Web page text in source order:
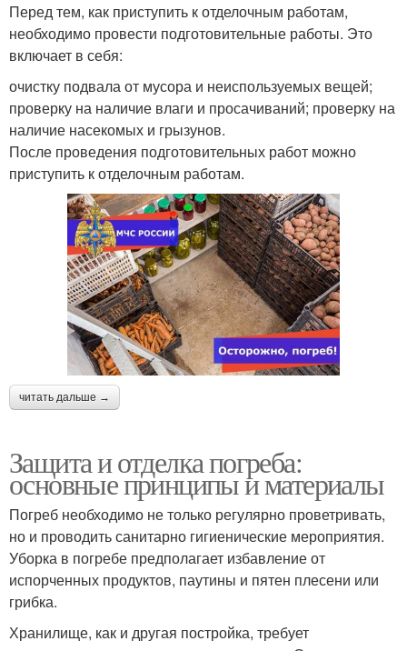
Перед тем, как приступить к отделочным работам,
необходимо провести подготовительные работы. Это
включает в себя:
очистку подвала от мусора и неиспользуемых вещей;
проверку на наличие влаги и просачиваний; проверку на
наличие насекомых и грызунов.
После проведения подготовительных работ можно
приступить к отделочным работам.
читать дальше →
Защита и отделка погреба:
основные принципы и материалы
Погреб необходимо не только регулярно проветривать,
но и проводить санитарно гигиенические мероприятия.
Уборка в погребе предполагает избавление от
испорченных продуктов, паутины и пятен плесени или
грибка.
Хранилище, как и другая постройка, требует